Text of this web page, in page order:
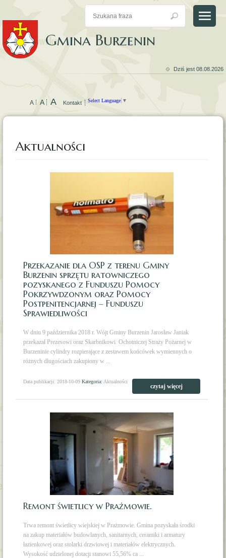
Gmina Burzenin
A A A Kontakt Select Language ▼
Dziś jest 08.08.2026
Aktualności
Przekazanie dla OSP z terenu Gminy
Burzenin sprzętu ratowniczego
pozyskanego z Funduszu Pomocy
Pokrzywdzonym oraz Pomocy
Postpenitencjarnej – Funduszu
Sprawiedliwości
W dniu 9 października 2018 r. Wójt Gminy Burzenin Jarosław Janiak
przekazał Prezesowi oraz Skarbnikowi Ochotniczej Straży Pożarnej w
Burzeninie cylindry rozpierające z zestawem końcówek wymiennych o
różnych długościach zakupiony w ...
czytaj więcej
Data publikacji: 2018-10-09 Kategoria: Aktualności
Remont świetlicy w Prażmowie.
Trwa remont świetlicy wiejskiej w Prażmowie. Gmina pozyskała środki
na zakup materiałów budowlanych, sanitarnych, ceramiki i armatury
łazienkowej oraz stolarki drzwiowej i materiałów elektrycznych.
Wysokość udzielonej dotacji stanowi 55,56% ca ...